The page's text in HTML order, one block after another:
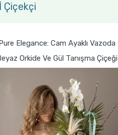
Çiçekçi
Elegance: Cam Ayaklı Vazoda
Orkide Ve Gül Tanışma Çiçeği